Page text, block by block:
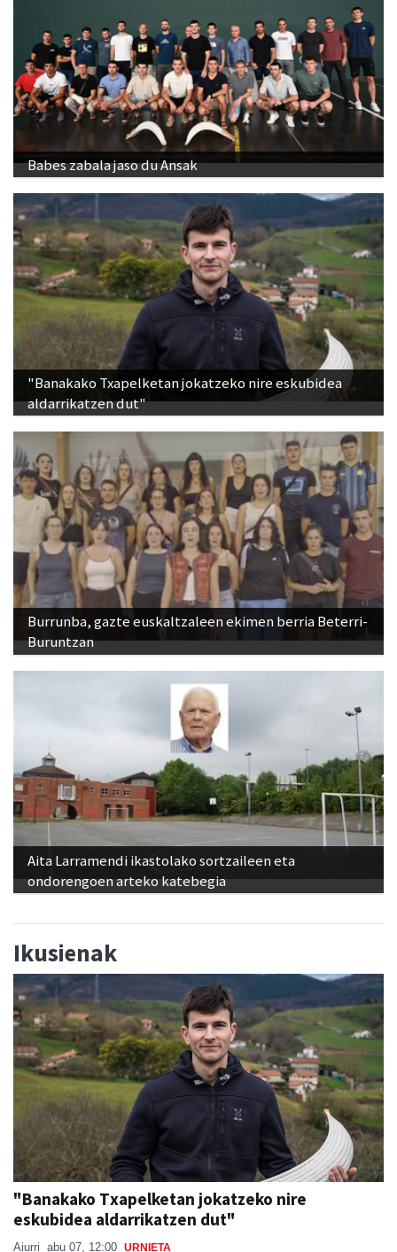
Babes zabala jaso du Ansak
"Banakako Txapelketan jokatzeko nire eskubidea
aldarrikatzen dut"
Burrunba, gazte euskaltzaleen ekimen berria Beterri-
Buruntzan
Aita Larramendi ikastolako sortzaileen eta
ondorengoen arteko katebegia
Ikusienak
"Banakako Txapelketan jokatzeko nire
eskubidea aldarrikatzen dut"
Aiurri abu 07, 12:00 URNIETA